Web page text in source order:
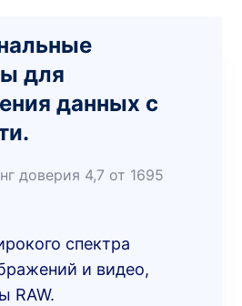
для
данных с
доверия 4,7 от 1695
спектра
и видео,
RAW.